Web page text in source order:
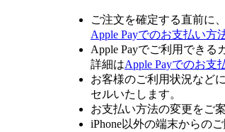
ご注文を確定する直前に
Apple Payでのお支払い方
Apple Payでご利用できる
詳細はApple Payでのお支
お客様のご利用状況など
セルいたします。
お支払い方法の変更をご
iPhone以外の端末からの